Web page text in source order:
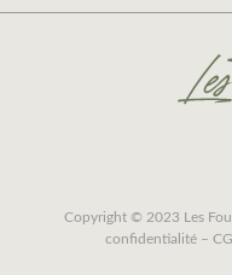
Copyright © 2023 Les
confidentialité –